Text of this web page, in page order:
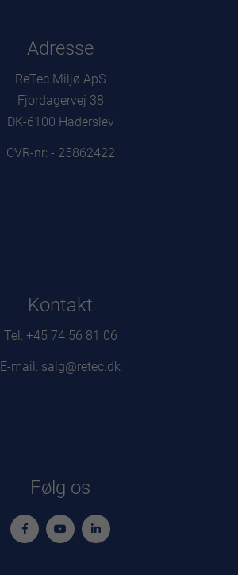
Adresse
ReTec Miljø ApS
Fjordagervej 38
DK-6100 Haderslev
CVR-nr: - 25862422
Kontakt
Tel: +45 74 56 81 06
E-mail: salg@retec.dk
Følg os